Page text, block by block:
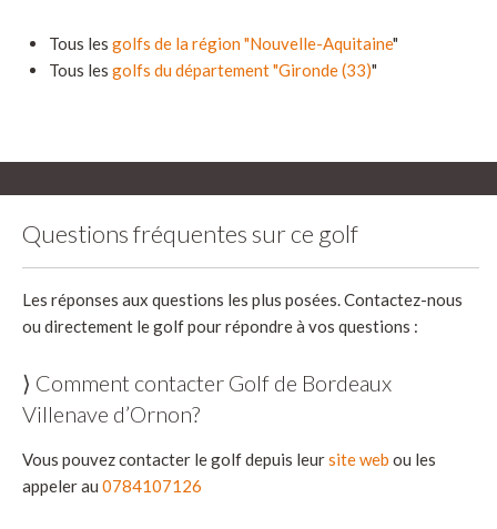
Tous les golfs de la région "Nouvelle-Aquitaine"
Tous les golfs du département "Gironde (33)"
Questions fréquentes sur ce golf
Les réponses aux questions les plus posées. Contactez-nous
ou directement le golf pour répondre à vos questions :
⟩ Comment contacter Golf de Bordeaux
Villenave d’Ornon?
Vous pouvez contacter le golf depuis leursite web ou les
appeler au 0784107126